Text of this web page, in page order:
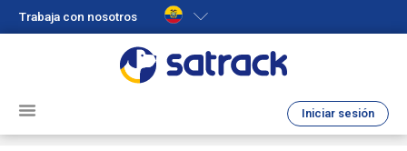
Trabaja con nosotros
Iniciar sesión